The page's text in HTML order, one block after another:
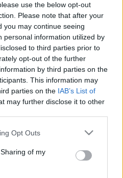
use the below opt-out
Please note that after your
you may continue seeing
personal information utilized by
to third parties prior to
opt-out of the further
by third parties on the
This information may
parties on the IAB’s List of
may further disclose it to other
app uses one or more Google
behaviour. You may click to
and its third-party tags to
purposes in below Google
Opt Outs
of my
hogy Ő nem így készíti
azzal kezdem, hogy ez
a készítését csak én
már. Az én apukám
párolta készre, így én is
- és én is ezt…